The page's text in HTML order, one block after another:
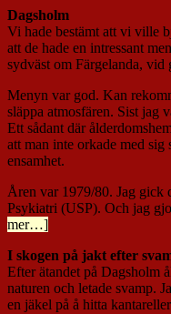
Dagsholm
Vi hade bestämt att vi ville
att de hade en intressant
sydväst om Färgelanda, vid
Menyn var god. Kan
släppa atmosfären. Sist jag
Ett sådant där
att man inte orkade med
ensamhet.
Åren var 1979/80. Jag gick
Psykiatri (USP). Och jag
mer…]
I skogen på jakt efter
Efter ätandet på Dagsholm
naturen och letade svamp.
en jäkel på å hitta